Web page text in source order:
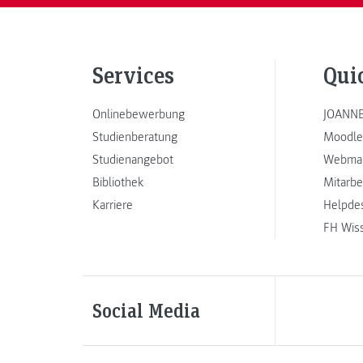
Services
Onlinebewerbung
Studienberatung
Studienangebot
Bibliothek
Karriere
FH
Social Media